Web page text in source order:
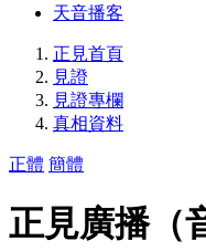
天音播客
正見首頁
見證
見證專欄
真相資料
正體 簡體
正見廣播（